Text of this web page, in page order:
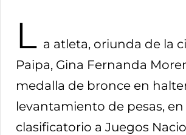
L a atleta, oriunda de la
Paipa, Gina Fernanda
medalla de bronce en
levantamiento de pesas,
clasificatorio a Juegos